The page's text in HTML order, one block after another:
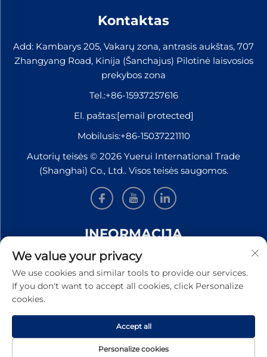
Kontaktas
Add: Kambarys 205, Vakarų zona, antrasis aukštas, 707
Zhangyang Road, Kinija (Šanchajus) Pilotinė laisvosios
prekybos zona
Tel.:+86-15937257616
El. paštas:[email protected]
Mobilusis:+86-15037221110
Autorių teisės © 2026 Yuerui International Trade
(Shanghai) Co., Ltd.. Visos teisės saugomos.
INFORMACIJA
Užsiregistruokite, kad gautumėte mūsų savaitinį
naujienlaiškį
PATEIKTI
We value your privacy
We use cookies and similar tools to provide our services.
If you don't want to accept all cookies, click Personalize
cookies.
Personalize cookies
Accept all